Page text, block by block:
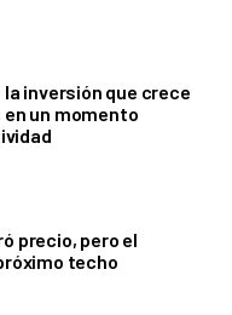
inversión que crece
un momento
precio, pero el
techo